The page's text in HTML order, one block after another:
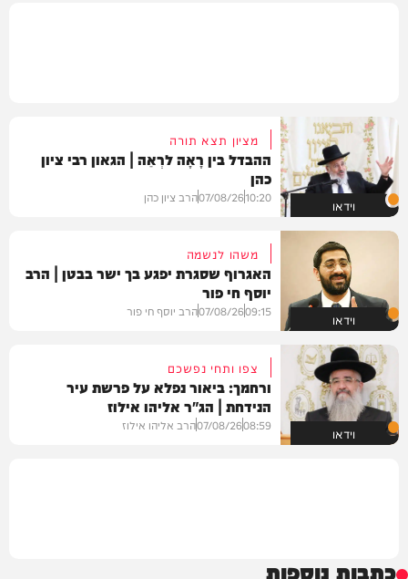
וידאו
מציון תצא תורה
ההבדל בין רָאָה לרְאֵה | הגאון רבי ציון
כהן
10:20
07/08/26הרב ציון כהן
וידאו
משהו לנשמה
האגרוף שסגרת יפגע בך ישר בבטן | הרב
יוסף חי פור
09:15
07/08/26הרב יוסף חי פור
וידאו
צפו ותחי נפשכם
ורחמך: ביאור נפלא על פרשת עיר
הנידחת | הג"ר אליהו אילוז
08:59
07/08/26הרב אליהו אילוז
כתבות נוספות